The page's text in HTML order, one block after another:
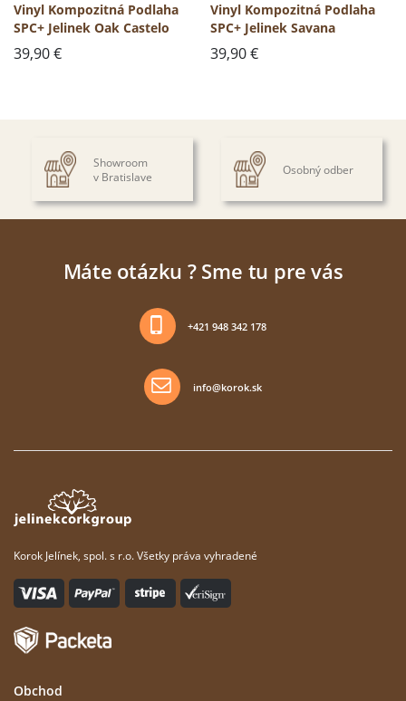
Vinyl Kompozitná Podlaha
SPC+ Jelinek Oak Castelo
39,90€
Vinyl Kompozitná Podlaha
SPC+ Jelinek Savana
39,90€
Showroom
v Bratislave
Osobný odber
Máte otázku ? Sme tu pre vás
+421 948 342 178
info@korok.sk
Korok Jelínek, spol. s r.o. Všetky práva vyhradené
Obchod